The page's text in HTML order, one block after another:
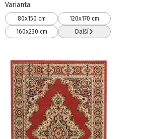
Varianta:
80x150 cm
120x170 cm
160x230 cm
Další